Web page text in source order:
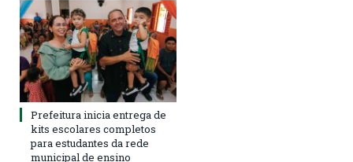
Prefeitura inicia entrega de
kits escolares completos
para estudantes da rede
municipal de ensino